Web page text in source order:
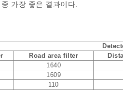
가장 좋은 결과이다.
Road area filter
1640
1609
110